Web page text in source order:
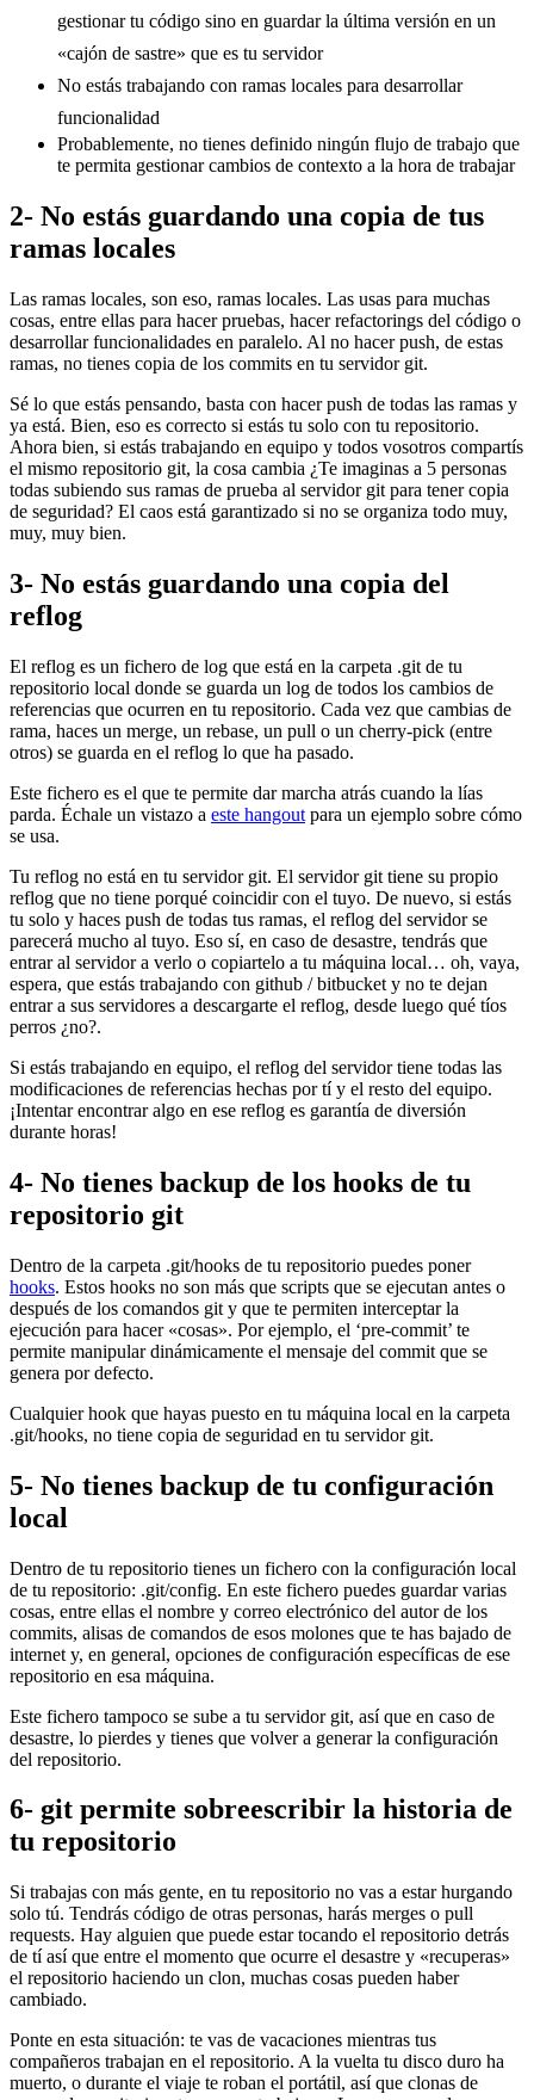
gestionar tu código sino en guardar la última versión en un
«cajón de sastre» que es tu servidor
No estás trabajando con ramas locales para desarrollar
funcionalidad
Probablemente, no tienes definido ningún flujo de trabajo que
te permita gestionar cambios de contexto a la hora de trabajar
2- No estás guardando una copia de tus
ramas locales
Las ramas locales, son eso, ramas locales. Las usas para muchas
cosas, entre ellas para hacer pruebas, hacer refactorings del código o
desarrollar funcionalidades en paralelo. Al no hacer push, de estas
ramas, no tienes copia de los commits en tu servidor git.
Sé lo que estás pensando, basta con hacer push de todas las ramas y
ya está. Bien, eso es correcto si estás tu solo con tu repositorio.
Ahora bien, si estás trabajando en equipo y todos vosotros compartís
el mismo repositorio git, la cosa cambia ¿Te imaginas a 5 personas
todas subiendo sus ramas de prueba al servidor git para tener copia
de seguridad? El caos está garantizado si no se organiza todo muy,
muy, muy bien.
3- No estás guardando una copia del
reflog
El reflog es un fichero de log que está en la carpeta .git de tu
repositorio local donde se guarda un log de todos los cambios de
referencias que ocurren en tu repositorio. Cada vez que cambias de
rama, haces un merge, un rebase, un pull o un cherry-pick (entre
otros) se guarda en el reflog lo que ha pasado.
Este fichero es el que te permite dar marcha atrás cuando la lías
parda. Échale un vistazo a este hangout para un ejemplo sobre cómo
se usa.
Tu reflog no está en tu servidor git. El servidor git tiene su propio
reflog que no tiene porqué coincidir con el tuyo. De nuevo, si estás
tu solo y haces push de todas tus ramas, el reflog del servidor se
parecerá mucho al tuyo. Eso sí, en caso de desastre, tendrás que
entrar al servidor a verlo o copiartelo a tu máquina local… oh, vaya,
espera, que estás trabajando con github / bitbucket y no te dejan
entrar a sus servidores a descargarte el reflog, desde luego qué tíos
perros ¿no?.
Si estás trabajando en equipo, el reflog del servidor tiene todas las
modificaciones de referencias hechas por tí y el resto del equipo.
¡Intentar encontrar algo en ese reflog es garantía de diversión
durante horas!
4- No tienes backup de los hooks de tu
repositorio git
Dentro de la carpeta .git/hooks de tu repositorio puedes poner
hooks. Estos hooks no son más que scripts que se ejecutan antes o
después de los comandos git y que te permiten interceptar la
ejecución para hacer «cosas». Por ejemplo, el ‘pre-commit’ te
permite manipular dinámicamente el mensaje del commit que se
genera por defecto.
Cualquier hook que hayas puesto en tu máquina local en la carpeta
.git/hooks, no tiene copia de seguridad en tu servidor git.
5- No tienes backup de tu configuración
local
Dentro de tu repositorio tienes un fichero con la configuración local
de tu repositorio: .git/config. En este fichero puedes guardar varias
cosas, entre ellas el nombre y correo electrónico del autor de los
commits, alisas de comandos de esos molones que te has bajado de
internet y, en general, opciones de configuración específicas de ese
repositorio en esa máquina.
Este fichero tampoco se sube a tu servidor git, así que en caso de
desastre, lo pierdes y tienes que volver a generar la configuración
del repositorio.
6- git permite sobreescribir la historia de
tu repositorio
Si trabajas con más gente, en tu repositorio no vas a estar hurgando
solo tú. Tendrás código de otras personas, harás merges o pull
requests. Hay alguien que puede estar tocando el repositorio detrás
de tí así que entre el momento que ocurre el desastre y «recuperas»
el repositorio haciendo un clon, muchas cosas pueden haber
cambiado.
Ponte en esta situación: te vas de vacaciones mientras tus
compañeros trabajan en el repositorio. A la vuelta tu disco duro ha
muerto, o durante el viaje te roban el portátil, así que clonas de